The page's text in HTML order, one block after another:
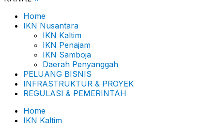
Home
IKN Nusantara
IKN Kaltim
IKN Penajam
IKN Samboja
Daerah Penyanggah
PELUANG BISNIS
INFRASTRUKTUR & PROYEK
REGULASI & PEMERINTAH
Home
IKN Kaltim